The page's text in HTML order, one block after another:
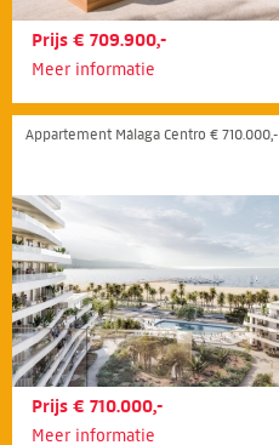
Prijs € 709.900,-
Meer informatie
Appartement Málaga Centro € 710.000,-
Prijs € 710.000,-
Meer informatie